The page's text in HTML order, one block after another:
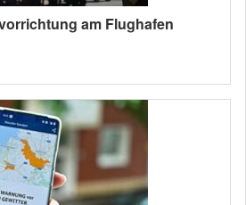
am Flughafen